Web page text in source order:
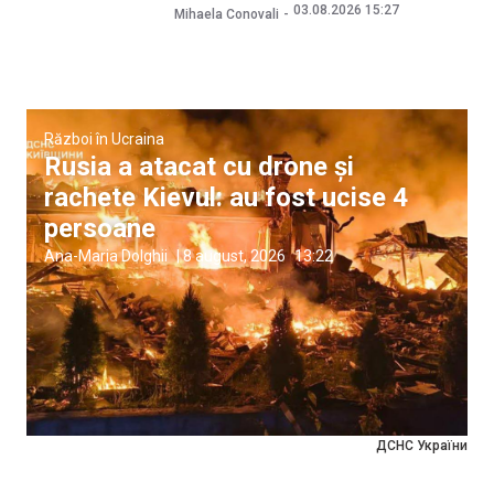
Mihaela Conovali 03.08.2026 15:27
ДСНС України
Război în Ucraina
Rusia a atacat cu drone și
rachete Kievul: au fost ucise 4
persoane
Ana-Maria Dolghii |8 august, 2026 13:22